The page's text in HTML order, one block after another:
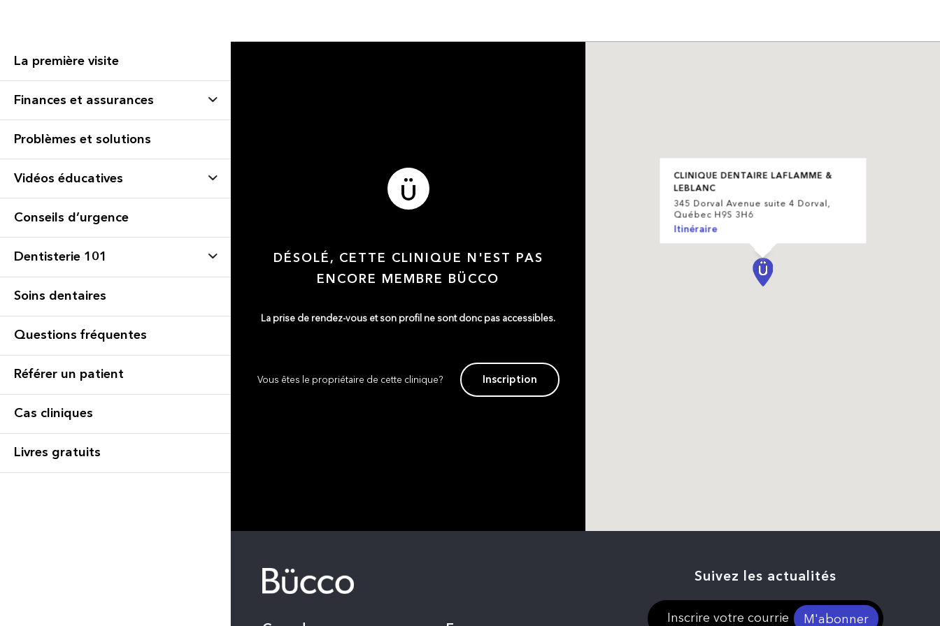
La première visite
Finances et assurances
Problèmes et solutions
Vidéos éducatives
Conseils d’urgence
Dentisterie 101
Soins dentaires
Questions fréquentes
Référer un patient
Cas cliniques
Livres gratuits
DÉSOLÉ, CETTE CLINIQUE N'EST PAS
ENCORE MEMBRE BÜCCO
La prise de rendez-vous et son profil ne sont donc pas accessibles.
Vous êtes le propriétaire de cette clinique? Inscription
CLINIQUE DENTAIRE LAFLAMME &
LEBLANC
345 Dorval Avenue suite 4 Dorval,
Québec H9S 3H6
Itinéraire
Suivez les actualités
M'abonner